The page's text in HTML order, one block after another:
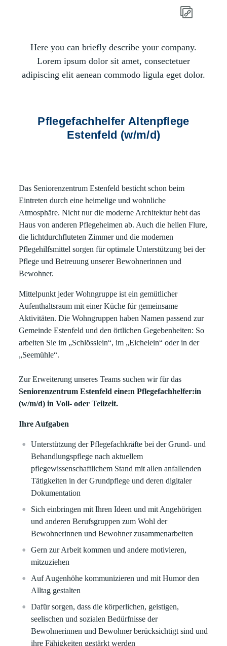
Here you can briefly describe your company.
Lorem ipsum dolor sit amet, consectetuer
adipiscing elit aenean commodo ligula eget dolor.
Pflegefachhelfer Altenpflege
Estenfeld (w/m/d)
Das Seniorenzentrum Estenfeld besticht schon beim
Eintreten durch eine heimelige und wohnliche
Atmosphäre. Nicht nur die moderne Architektur hebt das
Haus von anderen Pflegeheimen ab. Auch die hellen Flure,
die lichtdurchfluteten Zimmer und die modernen
Pflegehilfsmittel sorgen für optimale Unterstützung bei der
Pflege und Betreuung unserer Bewohnerinnen und
Bewohner.
Mittelpunkt jeder Wohngruppe ist ein gemütlicher
Aufenthaltsraum mit einer Küche für gemeinsame
Aktivitäten. Die Wohngruppen haben Namen passend zur
Gemeinde Estenfeld und den örtlichen Gegebenheiten: So
arbeiten Sie im „Schlösslein“, im „Eichelein“ oder in der
„Seemühle“.
Zur Erweiterung unseres Teams suchen wir für das
Seniorenzentrum Estenfeld eine:n Pflegefachhelfer:in
(w/m/d) in Voll- oder Teilzeit.
Ihre Aufgaben
Unterstützung der Pflegefachkräfte bei der Grund- und
Behandlungspflege nach aktuellem
pflegewissenschaftlichem Stand mit allen anfallenden
Tätigkeiten in der Grundpflege und deren digitaler
Dokumentation
Sich einbringen mit Ihren Ideen und mit Angehörigen
und anderen Berufsgruppen zum Wohl der
Bewohnerinnen und Bewohner zusammenarbeiten
Gern zur Arbeit kommen und andere motivieren,
mitzuziehen
Auf Augenhöhe kommunizieren und mit Humor den
Alltag gestalten
Dafür sorgen, dass die körperlichen, geistigen,
seelischen und sozialen Bedürfnisse der
Bewohnerinnen und Bewohner berücksichtigt sind und
ihre Fähigkeiten gestärkt werden